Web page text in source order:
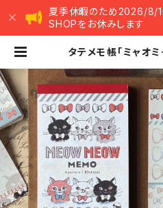
夏季休暇のため2026/8/
SHOPをお休みします
タテメモ帳「ミャオ
し） ミニ6 M6
de market -アンツ
ーケ